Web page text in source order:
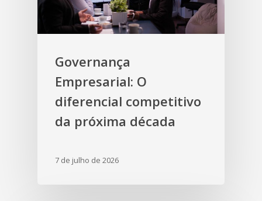
Governança
Empresarial: O
diferencial competitivo
da próxima década
7 de julho de 2026